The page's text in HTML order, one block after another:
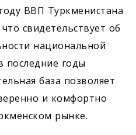
ВВП Туркменистана
свидетельствует об
национальной
последние годы
база позволяет
и комфортно
рынке.